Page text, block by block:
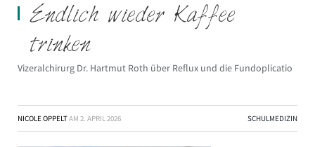
Endlich wieder Kaffee
trinken
Vizeralchirurg Dr. Hartmut Roth über Reflux und die Fundoplicatio
NICOLE OPPELTAM 2. APRIL 2026 SCHULMEDIZIN